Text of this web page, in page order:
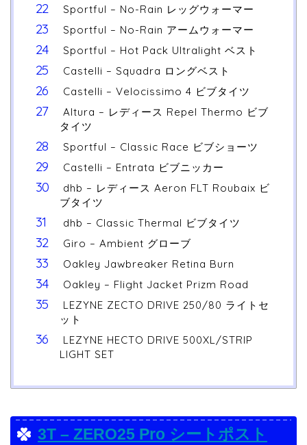
Sportful – No-Rain レッグウォーマー
Sportful – No-Rain アームウォーマー
Sportful – Hot Pack Ultralight ベスト
Castelli – Squadra ロングベスト
Castelli – Velocissimo 4 ビブタイツ
Altura – レディース Repel Thermo ビブ
タイツ
Sportful – Classic Race ビブショーツ
Castelli – Entrata ビブニッカー
dhb – レディース Aeron FLT Roubaix ビ
ブタイツ
dhb – Classic Thermal ビブタイツ
Giro – Ambient グローブ
Oakley Jawbreaker Retina Burn
Oakley – Flight Jacket Prizm Road
LEZYNE ZECTO DRIVE 250/80 ライトセ
ット
LEZYNE HECTO DRIVE 500XL/STRIP
LIGHT SET
3T – ZERO25 Pro シートポスト